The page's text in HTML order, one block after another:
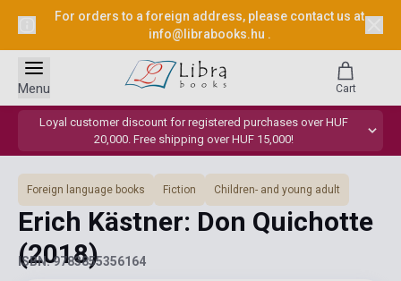
For orders to a foreign address, please contact us at
info@librabooks.hu .
Loyal customer discount for registered purchases over HUF
20,000. Free shipping over HUF 15,000!
Menu Cart
Foreign language books Fiction Children- and young adult
Erich Kästner: Don Quichotte
(2018)
ISBN: 9783855356164